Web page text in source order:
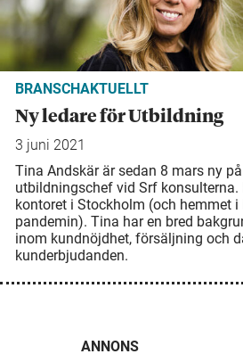
BRANSCHAKTUELLT
Ny ledare för Utbildning
3 juni 2021
Tina Andskär är sedan 8 mars ny
utbildningschef vid Srf
kontoret i Stockholm (och hemmet i
pandemin). Tina har en bred
inom kundnöjdhet, försäljning och
kunderbjudanden.
ANNONS